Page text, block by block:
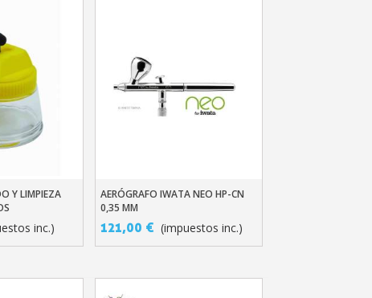
de 48-72 horas.
en compras superiores a 30 €.
online en menos de 1 minuto.
y recibe vales
con cada pedido.
en tu primer pedido
cada recomendación
5€ de descuento
Y LIMPIEZA
inc.)
Añadir Al Carrito
AERÓGRAFO IWATA NEO HP-CN
0,35 MM
121,00 € (impuestos inc.)